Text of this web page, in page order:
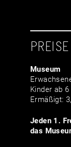
PREISE
Museum
Kinder ab
Ermäßigt:
Jeden 1.
das